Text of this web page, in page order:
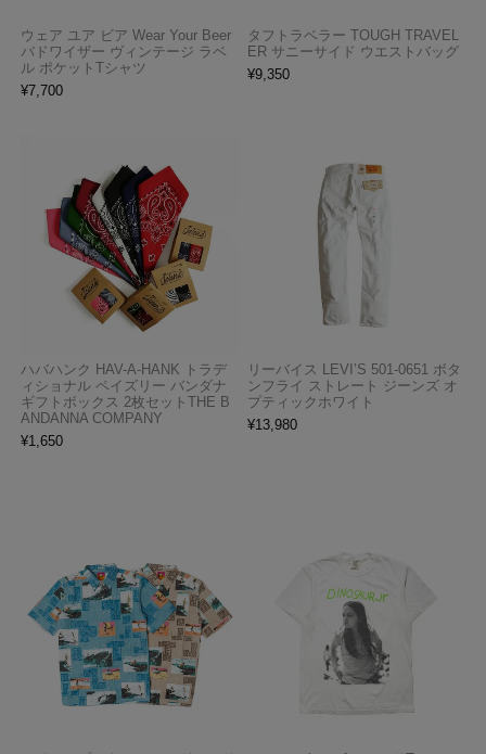
ウェア ユア ビア Wear Your Beer
バドワイザー ヴィンテージ ラベ
ル ポケットTシャツ
¥7,700
タフトラベラー TOUGH TRAVEL
ER サニーサイド ウエストバッグ
¥9,350
ハバハンク HAV-A-HANK トラデ
ィショナル ペイズリー バンダナ
ギフトボックス 2枚セットTHE B
ANDANNA COMPANY
¥1,650
リーバイス LEVI’S 501-0651 ボタ
ンフライ ストレート ジーンズ オ
プティックホワイト
¥13,980